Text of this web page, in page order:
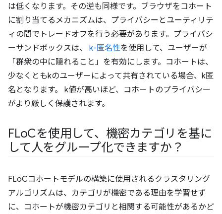
は低くなります。その逆も同様です。ブラウザをコホート
に割り当てるメカニズムは、プライバシーとユーティリテ
ィの間でトレードオフを行う必要があります。プライバシ
ーサンドボックスは、 k-匿名性を使用して、ユーザーが
「群衆の中に隠れること」を有効にします。コホートは、
少なくともkのユーザーによって共有されている場合、k匿
名となります。 k値が高いほど、コホートのプライバシー
がより厳しく保護されます。
FLoCを使用して、機密カテゴリを基に
して人をグループ化できますか？
FLoCコホートモデルの構築に使用されるクラスタリング
アルゴリズムは、カテゴリが機密である理由を学習せず
に、コホートが機密カテゴリと相関する可能性があるかど